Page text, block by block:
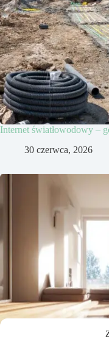
Internet światłowodowy –
30 czerwca, 2026